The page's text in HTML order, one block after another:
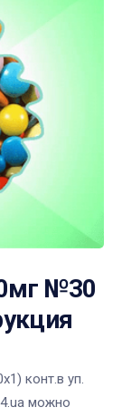
№30
конт.в уп.
можно